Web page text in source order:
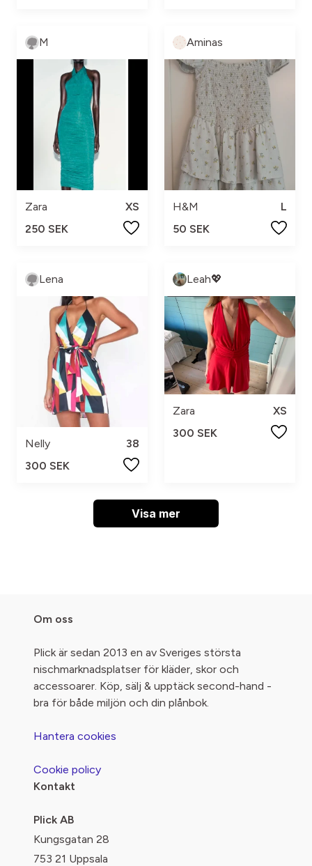
M
Zara
XS
250 SEK
Aminas
H&M
L
50 SEK
Lena
Nelly
38
300 SEK
Leah💖
Zara
XS
300 SEK
Visa mer
Om oss
Plick är sedan 2013 en av Sveriges största
nischmarknadsplatser för kläder, skor och
accessoarer. Köp, sälj & upptäck second-hand -
bra för både miljön och din plånbok.
Hantera cookies
Cookie policy
Kontakt
Plick AB
Kungsgatan 28
753 21 Uppsala